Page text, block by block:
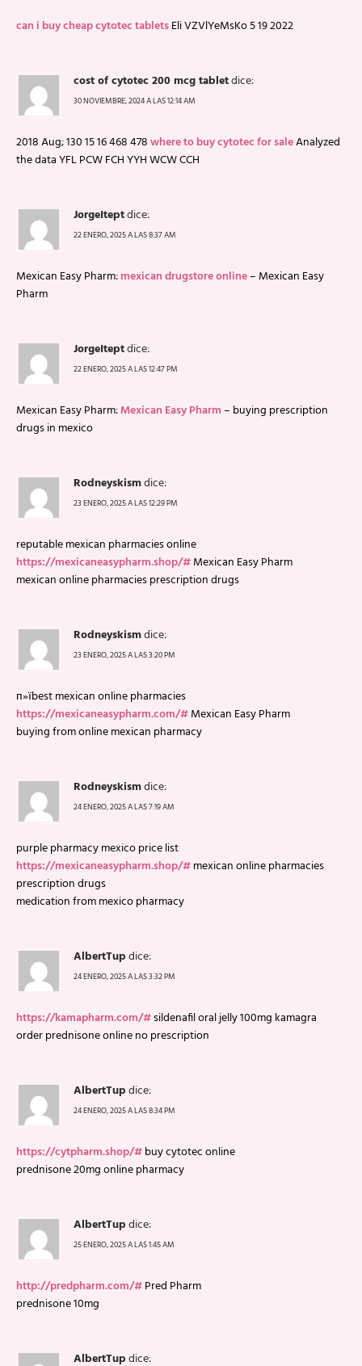
can i buy cheap cytotec tabletsEli VZVlYeMsKo 5 19 2022
cost of cytotec 200 mcg tabletdice:
30 NOVIEMBRE, 2024 A LAS 12:14 AM
2018 Aug; 130 15 16 468 478where to buy cytotec for saleAnalyzed
the data YFL PCW FCH YYH WCW CCH
JorgeIteptdice:
22 ENERO, 2025 A LAS 8:37 AM
Mexican Easy Pharm:mexican drugstore online– Mexican Easy
Pharm
JorgeIteptdice:
22 ENERO, 2025 A LAS 12:47 PM
Mexican Easy Pharm:Mexican Easy Pharm– buying prescription
drugs in mexico
Rodneyskismdice:
23 ENERO, 2025 A LAS 12:29 PM
reputable mexican pharmacies online
https://mexicaneasypharm.shop/#Mexican Easy Pharm
mexican online pharmacies prescription drugs
Rodneyskismdice:
23 ENERO, 2025 A LAS 3:20 PM
п»їbest mexican online pharmacies
https://mexicaneasypharm.com/#Mexican Easy Pharm
buying from online mexican pharmacy
Rodneyskismdice:
24 ENERO, 2025 A LAS 7:19 AM
purple pharmacy mexico price list
https://mexicaneasypharm.shop/#mexican online pharmacies
prescription drugs
medication from mexico pharmacy
AlbertTupdice:
24 ENERO, 2025 A LAS 3:32 PM
https://kamapharm.com/#sildenafil oral jelly 100mg kamagra
order prednisone online no prescription
AlbertTupdice:
24 ENERO, 2025 A LAS 8:34 PM
https://cytpharm.shop/#buy cytotec online
prednisone 20mg online pharmacy
AlbertTupdice:
25 ENERO, 2025 A LAS 1:45 AM
http://predpharm.com/#Pred Pharm
prednisone 10mg
AlbertTupdice: